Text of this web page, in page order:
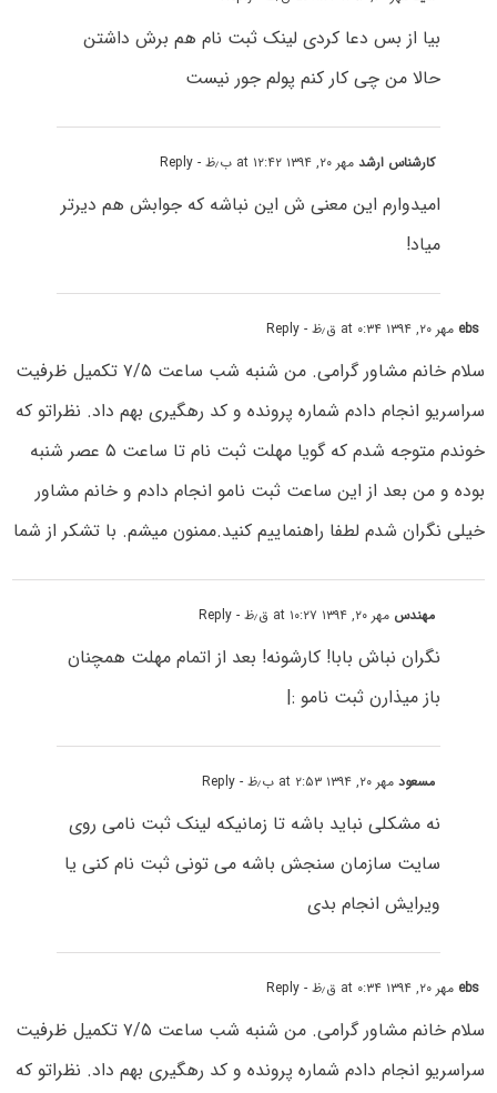
بیا از بس دعا کردی لینک ثبت نام هم برش داشتن
حالا من چی کار کنم پولم جور نیست
کارشناس ارشدمهر ۲۰, ۱۳۹۴ at ۱۲:۴۲ ب٫ظ - Reply
امیدوارم این معنی ش این نباشه که جوابش هم دیرتر
میاد!
ebs مهر ۲۰, ۱۳۹۴ at ۰:۳۴ ق٫ظ - Reply
سلام خانم مشاور گرامی. من شنبه شب ساعت ۷/۵ تکمیل ظرفیت
سراسریو انجام دادم شماره پرونده و کد رهگیری بهم داد. نظراتو که
خوندم متوجه شدم که گویا مهلت ثبت نام تا ساعت ۵ عصر شنبه
بوده و من بعد از این ساعت ثبت نامو انجام دادم و خانم مشاور
خیلی نگران شدم لطفا راهنماییم کنید.ممنون میشم. با تشکر از شما
مهندس مهر ۲۰, ۱۳۹۴ at ۱۰:۲۷ ق٫ظ - Reply
نگران نباش بابا! کارشونه! بعد از اتمام مهلت همچنان
باز میذارن ثبت نامو :|
مسعودمهر ۲۰, ۱۳۹۴ at ۲:۵۳ ب٫ظ - Reply
نه مشکلی نباید باشه تا زمانیکه لینک ثبت نامی روی
سایت سازمان سنجش باشه می تونی ثبت نام کنی یا
ویرایش انجام بدی
ebs مهر ۲۰, ۱۳۹۴ at ۰:۳۴ ق٫ظ - Reply
سلام خانم مشاور گرامی. من شنبه شب ساعت ۷/۵ تکمیل ظرفیت
سراسریو انجام دادم شماره پرونده و کد رهگیری بهم داد. نظراتو که